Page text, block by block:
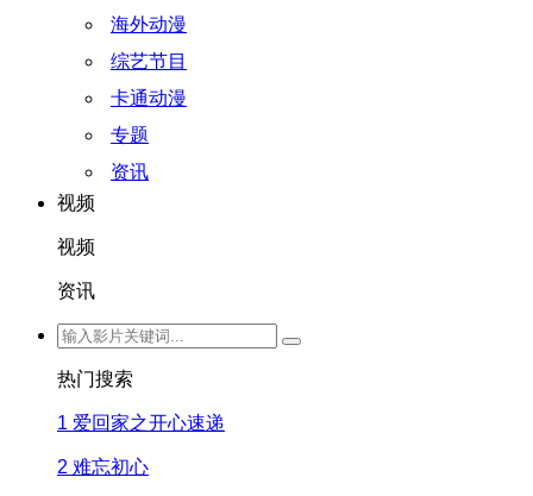
海外动漫
综艺节目
卡通动漫
专题
资讯
视频
视频
资讯
热门搜索
1 爱回家之开心速递
2 难忘初心